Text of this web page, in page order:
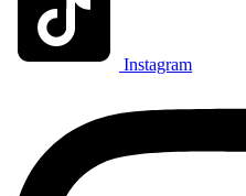
Instagram